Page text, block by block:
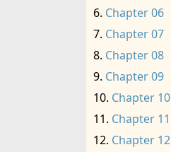
Chapter 06
Chapter 07
Chapter 08
Chapter 09
Chapter 10
Chapter 11
Chapter 12